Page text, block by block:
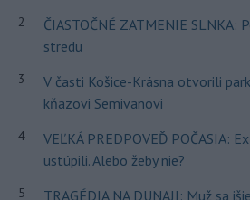
2
ČIASTOČNÉ ZATMENIE SLNKA:
stredu
3
V časti Košice-Krásna otvorili
kňazovi Semivanovi
4
VEĽKÁ PREDPOVEĎ POČASIA:
ustúpili. Alebo žeby nie?
5
TRAGÉDIA NA DUNAJI: Muž sa